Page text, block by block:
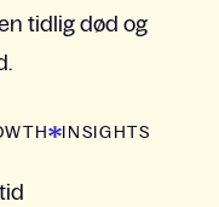
tidlig død og
INSIGHTS